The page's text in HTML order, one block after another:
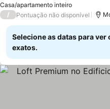
Casa/apartamento inteiro
/ Pontuação não disponível
Selecione as datas para ver
exatos.